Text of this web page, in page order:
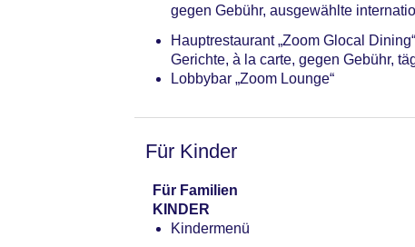
gegen Gebühr, ausgewählte
Hauptrestaurant „Zoom Glocal
Gerichte, à la carte, gegen Gebühr,
Lobbybar „Zoom Lounge“
Für Kinder
Für Familien
KINDER
Kindermenü